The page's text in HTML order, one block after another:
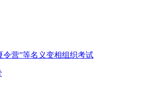
令营”等名义变相组织考试